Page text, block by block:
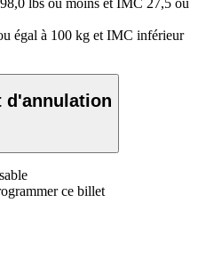
égal à 100 kg et IMC inférieur
d'annulation
ce billet